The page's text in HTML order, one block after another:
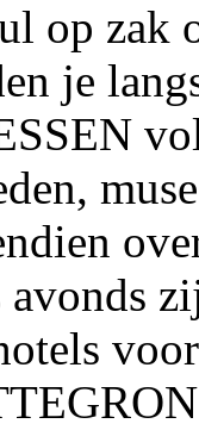
op zak
je
avonds